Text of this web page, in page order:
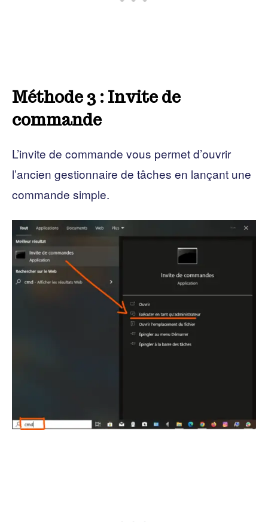
Méthode 3 : Invite de
commande
L’invite de commande vous permet d’ouvrir
l’ancien gestionnaire de tâches en lançant une
commande simple.